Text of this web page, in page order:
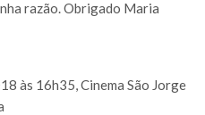
razão. Obrigado Maria
às 16h35, Cinema São Jorge